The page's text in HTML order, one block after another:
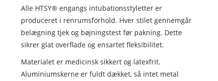
Alle HTSY® engangs intubationsstyletter er
produceret i renrumsforhold. Hver stilet gennemgår
belægning tjek og bøjningstest før pakning. Dette
sikrer glat overflade og ensartet fleksibilitet.
Materialet er medicinsk sikkert og latexfrit.
Aluminiumskerne er fuldt dækket, så intet metal